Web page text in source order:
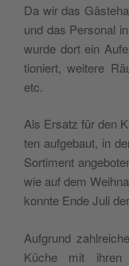
Da wir das
und das Per­son­al
wurde dort ein
tion­iert, weit­ere
etc.
Als Ersatz für den
ten aufge­baut, in
Sor­ti­ment
wie auf dem
kon­nte Ende Juli
Auf­grund
Küche mit ihren